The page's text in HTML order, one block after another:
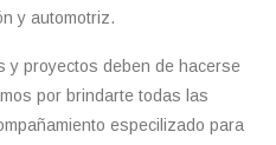
y automotriz.
y proyectos deben de hacerse
por brindarte todas las
especilizado para